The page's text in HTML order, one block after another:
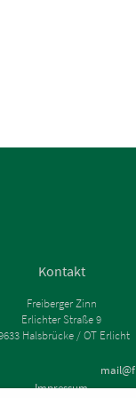
Kontakt
Freiberger Zinn
Erlichter Straße 9
Halsbrücke / OT Erlicht
Impressum